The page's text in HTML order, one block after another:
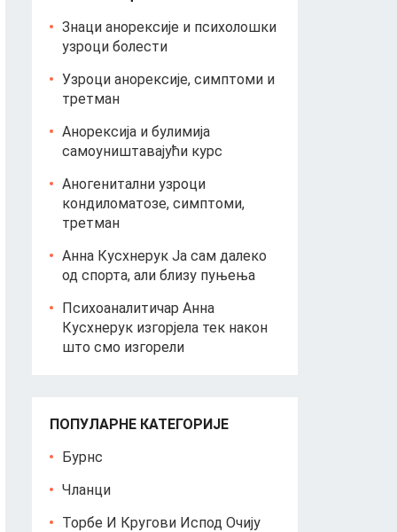
Знаци анорексије и психолошки
узроци болести
Узроци анорексије, симптоми и
третман
Анорексија и булимија
самоуништавајући курс
Аногенитални узроци
кондиломатозе, симптоми,
третман
Анна Кусхнерук Ја сам далеко
од спорта, али близу пуњења
Психоаналитичар Анна
Кусхнерук изгорјела тек након
што смо изгорели
ПОПУЛАРНЕ КАТЕГОРИЈЕ
Бурнс
Чланци
Торбе И Кругови Испод Очију